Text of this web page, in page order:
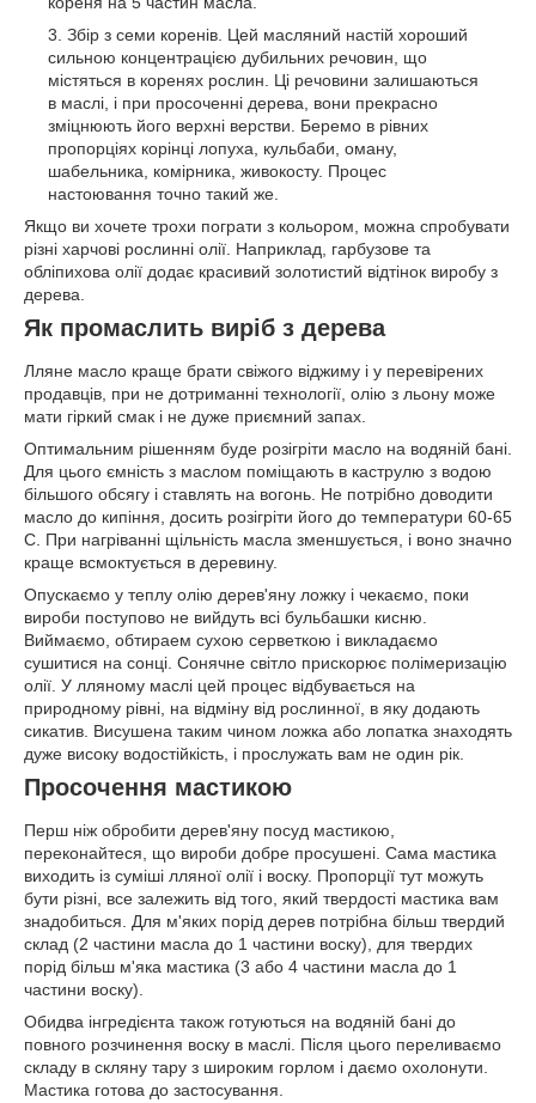
Збір з семи коренів. Цей масляний настій хороший
сильною концентрацією дубильних речовин, що
містяться в коренях рослин. Ці речовини залишаються
в маслі, і при просоченні дерева, вони прекрасно
зміцнюють його верхні верстви. Беремо в рівних
пропорціях корінці лопуха, кульбаби, оману,
шабельника, комірника, живокосту. Процес
настоювання точно такий же.
Якщо ви хочете трохи пограти з кольором, можна спробувати
різні харчові рослинні олії. Наприклад, гарбузове та
обліпихова олії додає красивий золотистий відтінок виробу з
дерева.
Як промаслить виріб з дерева
Лляне масло краще брати свіжого віджиму і у перевірених
продавців, при не дотриманні технології, олію з льону може
мати гіркий смак і не дуже приємний запах.
Оптимальним рішенням буде розігріти масло на водяній бані.
Для цього ємність з маслом поміщають в каструлю з водою
більшого обсягу і ставлять на вогонь. Не потрібно доводити
масло до кипіння, досить розігріти його до температури 60-65
С. При нагріванні щільність масла зменшується, і воно значно
краще всмоктується в деревину.
Опускаємо у теплу олію дерев'яну ложку і чекаємо, поки
вироби поступово не вийдуть всі бульбашки кисню.
Виймаємо, обтираем сухою серветкою і викладаємо
сушитися на сонці. Сонячне світло прискорює полімеризацію
олії. У лляному маслі цей процес відбувається на
природному рівні, на відміну від рослинної, в яку додають
сикатив. Висушена таким чином ложка або лопатка знаходять
дуже високу водостійкість, і прослужать вам не один рік.
Просочення мастикою
Перш ніж обробити дерев'яну посуд мастикою,
переконайтеся, що вироби добре просушені. Сама мастика
виходить із суміші лляної олії і воску. Пропорції тут можуть
бути різні, все залежить від того, який твердості мастика вам
знадобиться. Для м'яких порід дерев потрібна більш твердий
склад (2 частини масла до 1 частини воску), для твердих
порід більш м'яка мастика (3 або 4 частини масла до 1
частини воску).
Обидва інгредієнта також готуються на водяній бані до
повного розчинення воску в маслі. Після цього переливаємо
складу в скляну тару з широким горлом і даємо охолонути.
Мастика готова до застосування.